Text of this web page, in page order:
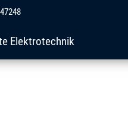
Elektrotechnik